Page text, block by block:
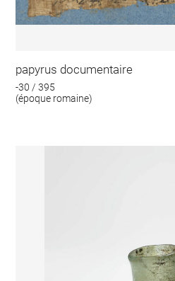
papyrus documentaire
-30 / 395
(époque romaine)